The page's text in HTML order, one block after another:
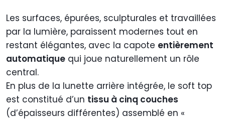
Les surfaces, épurées, sculpturales et travaillées
par la lumière, paraissent modernes tout en
restant élégantes, avec la capote entièrement
automatique qui joue naturellement un rôle
central.
En plus de la lunette arrière intégrée, le soft top
est constitué d’un tissu à cinq couches
(d’épaisseurs différentes) assemblé en «